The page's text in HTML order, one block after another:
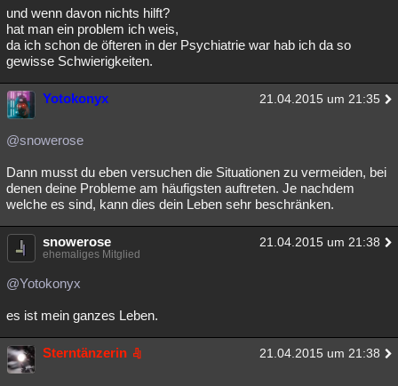
und wenn davon nichts hilft?
hat man ein problem ich weis,
da ich schon de öfteren in der Psychiatrie war hab ich da so
gewisse Schwierigkeiten.
Yotokonyx 21.04.2015 um 21:35
@snowerose
Dann musst du eben versuchen die Situationen zu vermeiden, bei
denen deine Probleme am häufigsten auftreten. Je nachdem
welche es sind, kann dies dein Leben sehr beschränken.
snowerose 21.04.2015 um 21:38
ehemaliges Mitglied
@Yotokonyx
es ist mein ganzes Leben.
Sterntänzerin 21.04.2015 um 21:38